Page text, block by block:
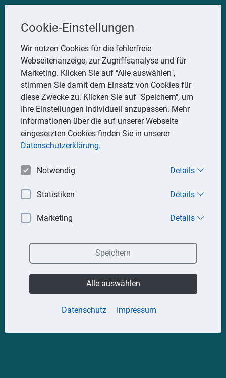
Steuerberater
Uwe Glauner
Erlachstraße 28, 75217 Birkenfeld
Telefon: 07082 7935533
Mobil: 0151 15330111
E-Mail:stbglauner@t-online.de
Impressum Datenschutz
Cookie-Einstellungen
Wir nutzen Cookies für die fehlerfreie
Webseitenanzeige, zur Zugriffsanalyse und für
Marketing. Klicken Sie auf "Alle auswählen",
stimmen Sie damit dem Einsatz von Cookies für
diese Zwecke zu. Klicken Sie auf "Speichern", um
Ihre Einstellungen individuell anzupassen. Mehr
Informationen über die auf unserer Webseite
eingesetzten Cookies finden Sie in unserer
Datenschutzerklärung.
Notwendig Details
Statistiken Details
Marketing Details
Datenschutz Impressum
Speichern
Alle auswählen